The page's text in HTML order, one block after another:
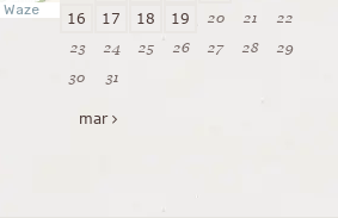
16 17 18 19 20 21
22
23
24 25 26 27 28
29
30
31
mar